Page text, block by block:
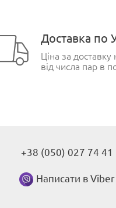
Доставка по
Ціна за
від числа пар в
+38 (050) 027 74 41
Написати в Viber